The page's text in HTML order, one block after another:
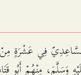
فِي عَشْرَةٍ
وَسَلَّمَ، مِنْهُمْ أَبُو